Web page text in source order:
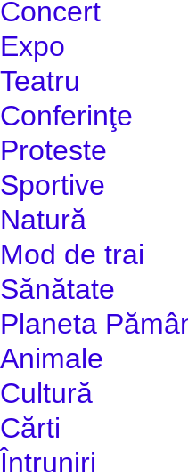
Concert
Expo
Teatru
Conferinţe
Proteste
Sportive
Natură
Mod de trai
Sănătate
Planeta
Animale
Cultură
Cărti
Întruniri